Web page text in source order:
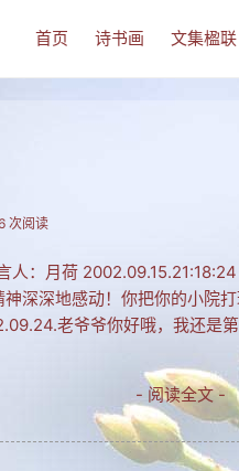
首页 诗书画 文集楹联
次阅读
人：月荷
深深地感动！你把你的小院
老爷爷你好哦，我还是
- 阅读全文 -